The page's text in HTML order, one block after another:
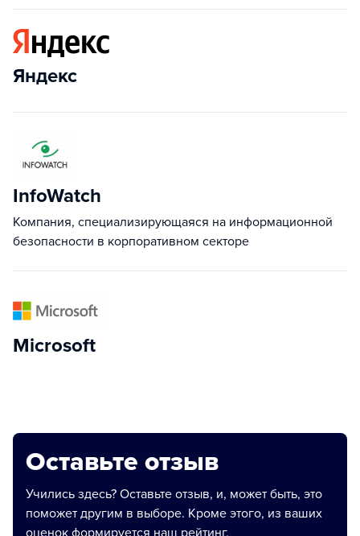
Яндекс
InfoWatch
Компания, специализирующаяся на информационной
безопасности в корпоративном секторе
Microsoft
Оставьте отзыв
Учились здесь? Оставьте отзыв, и, может быть, это
поможет другим в выборе. Кроме этого, из ваших
оценок формируется наш рейтинг.